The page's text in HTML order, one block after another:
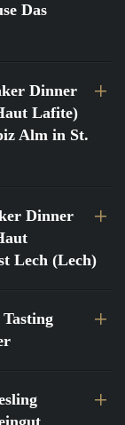
Das
Dinner
Lafite)
Alm in St.
Dinner
Lech (Lech)